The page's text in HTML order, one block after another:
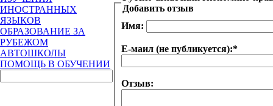
ИНОСТРАННЫХ
ЯЗЫКОВ
ОБРАЗОВАНИЕ ЗА
РУБЕЖОМ
АВТОШКОЛЫ
ПОМОЩЬ В ОБУЧЕНИИ
Добавить отзыв
Имя:
Е-маил (не публикуется):*
Отзыв: